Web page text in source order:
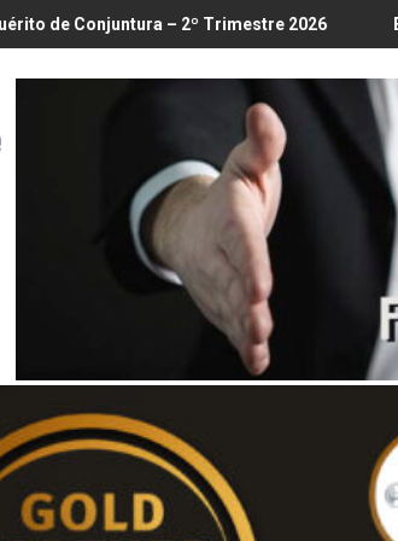
8
– 2º Trimestre 2026 Entrada em vigor